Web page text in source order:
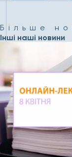
Більше
Інші наші новини